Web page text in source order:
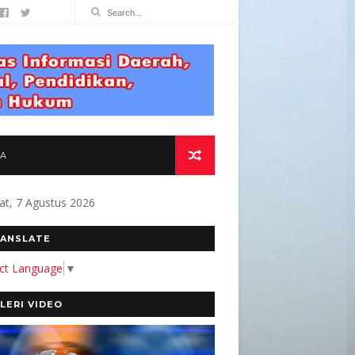
KAMI MEMBANGUN MEDIA
7 Agustus 2026
Language ▼
VIDEO